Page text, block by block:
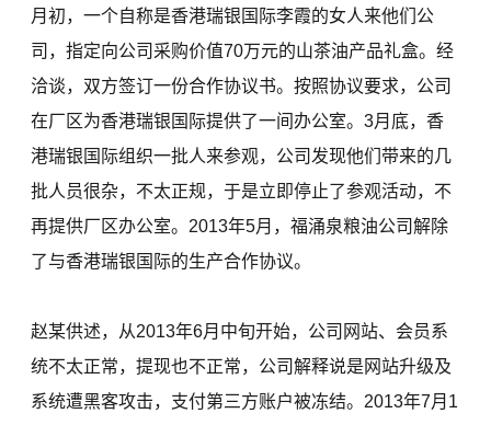
月初，一个自称是香港瑞银国际李霞的女人来他们公
司，指定向公司采购价值70万元的山茶油产品礼盒。经
洽谈，双方签订一份合作协议书。按照协议要求，公司
在厂区为香港瑞银国际提供了一间办公室。3月底，香
港瑞银国际组织一批人来参观，公司发现他们带来的几
批人员很杂，不太正规，于是立即停止了参观活动，不
再提供厂区办公室。2013年5月，福涌泉粮油公司解除
了与香港瑞银国际的生产合作协议。
赵某供述，从2013年6月中旬开始，公司网站、会员系
统不太正常，提现也不正常，公司解释说是网站升级及
系统遭黑客攻击，支付第三方账户被冻结。2013年7月1